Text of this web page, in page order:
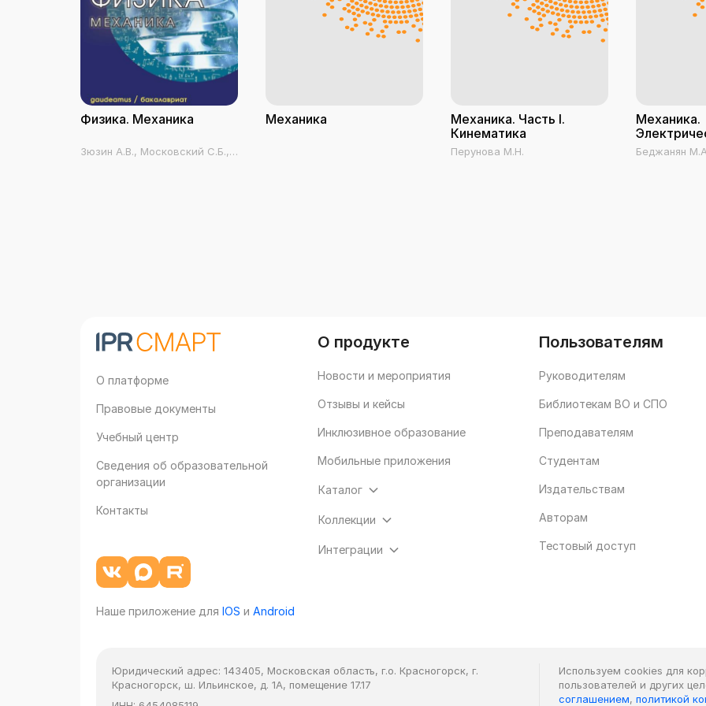
Физика. Механика
Зюзин А.В., Московский С.Б.,
Механика
Механика. Часть I.
Кинематика
Перунова М.Н.
Механика.
Беджанян
О платформе
Правовые документы
Учебный центр
Сведения об образовательной
организации
Контакты
Наше приложение для IOS и Android
О продукте
Новости и мероприятия
Отзывы и кейсы
Инклюзивное образование
Мобильные приложения
Каталог
Коллекции
Интеграции
Пользователям
Руководителям
Библиотекам ВО и СПО
Преподавателям
Студентам
Издательствам
Авторам
Тестовый доступ
Юридический адрес: 143405, Московская область, г.о. Красногорск, г.
Красногорск, ш. Ильинское, д. 1А, помещение 17.17
Используем cookies для
пользователей и других
соглашением, политикой